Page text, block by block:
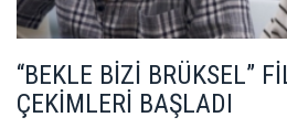
“BEKLE BİZİ BRÜKSEL”
ÇEKİMLERİ BAŞLADI